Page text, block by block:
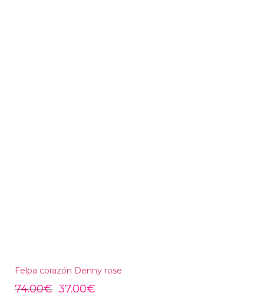
Felpa corazón Denny rose
74.00€ 37.00€